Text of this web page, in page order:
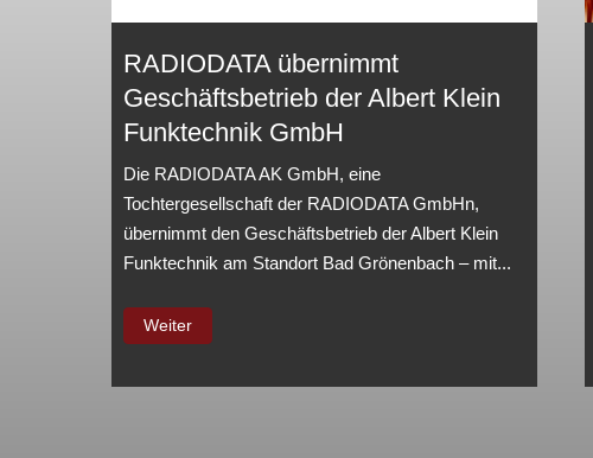
RADIODATA übernimmt
Geschäftsbetrieb der Albert Klein
Funktechnik GmbH
Die RADIODATA AK GmbH, eine
Tochtergesellschaft der RADIODATA GmbHn,
übernimmt den Geschäftsbetrieb der Albert Klein
Funktechnik am Standort Bad Grönenbach – mit...
Weiter